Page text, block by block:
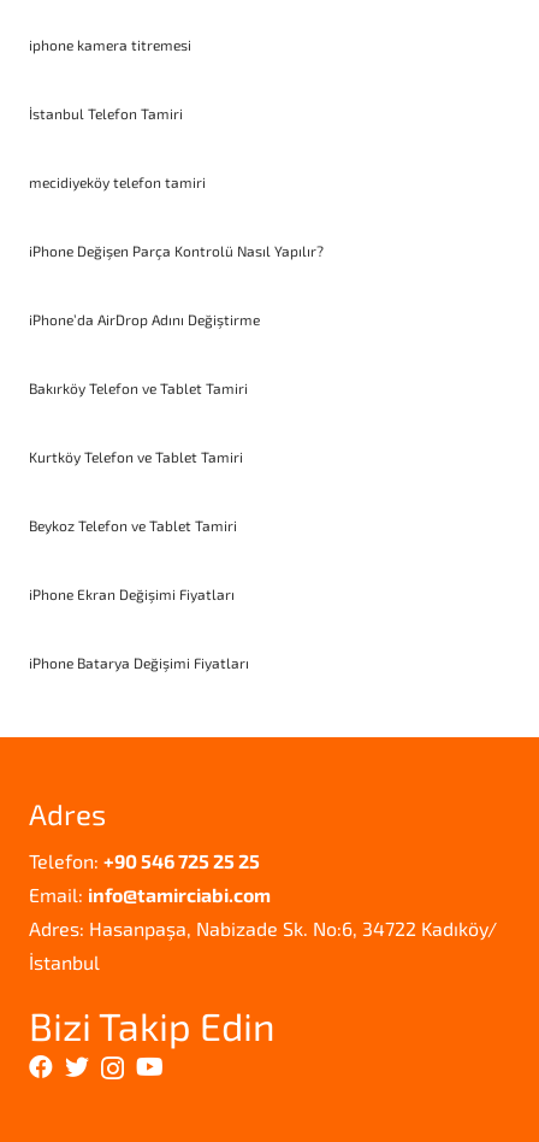
iphone kamera titremesi
İstanbul Telefon Tamiri
mecidiyeköy telefon tamiri
iPhone Değişen Parça Kontrolü Nasıl Yapılır?
iPhone’da AirDrop Adını Değiştirme
Bakırköy Telefon ve Tablet Tamiri
Kurtköy Telefon ve Tablet Tamiri
Beykoz Telefon ve Tablet Tamiri
iPhone Ekran Değişimi Fiyatları
iPhone Batarya Değişimi Fiyatları
Adres
Telefon: +90 546 725 25 25
Email: info@tamirciabi.com
Adres: Hasanpaşa, Nabizade Sk. No:6, 34722 Kadıköy/
İstanbul
Bizi Takip Edin